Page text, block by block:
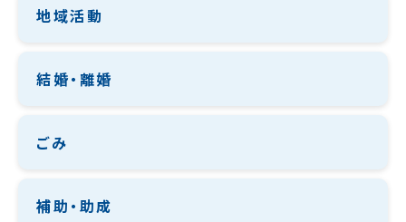
地域活動
結婚・離婚
ごみ
補助・助成